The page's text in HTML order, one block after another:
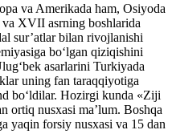
va Amerikada ham, Osiyoda
XVII asrning boshlarida
sur’atlar bilan rivojlanishi
bo‘lgan qiziqishini
asarlarini Turkiyada
uning fan taraqqiyotiga
bo‘ldilar. Hozirgi kunda «Ziji
ortiq nusxasi ma’lum. Boshqa
yaqin forsiy nusxasi va 15 dan